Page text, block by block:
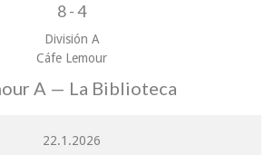
8-4
División A
Cáfe Lemour
A — La Biblioteca
22.1.2026